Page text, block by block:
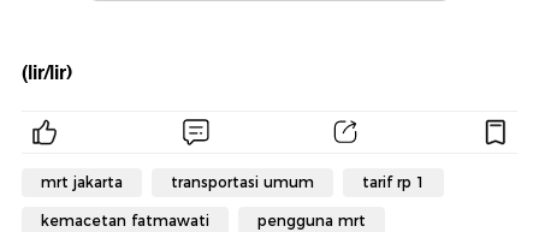
(lir/lir)
mrt jakarta transportasi umum tarif rp 1
kemacetan fatmawati pengguna mrt